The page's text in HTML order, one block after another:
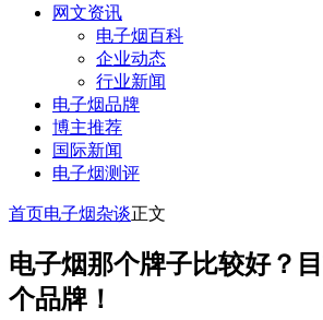
网文资讯
电子烟百科
企业动态
行业新闻
电子烟品牌
博主推荐
国际新闻
电子烟测评
首页电子烟杂谈正文
电子烟那个牌子比较好？
个品牌！